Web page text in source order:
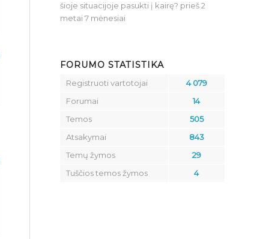
šioje situacijoje pasukti į kairę? prieš 2
metai 7 mėnesiai
FORUMO STATISTIKA
Registruoti vartotojai
4 079
Forumai
14
Temos
505
Atsakymai
843
Temų žymos
29
Tuščios temos žymos
4